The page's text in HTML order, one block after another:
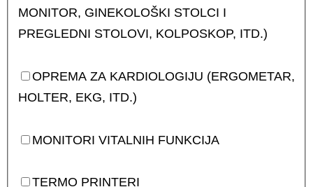
MONITOR, GINEKOLOŠKI STOLCI I
PREGLEDNI STOLOVI, KOLPOSKOP, ITD.)
OPREMA ZA KARDIOLOGIJU (ERGOMETAR,
HOLTER, EKG, ITD.)
MONITORI VITALNIH FUNKCIJA
TERMO PRINTERI